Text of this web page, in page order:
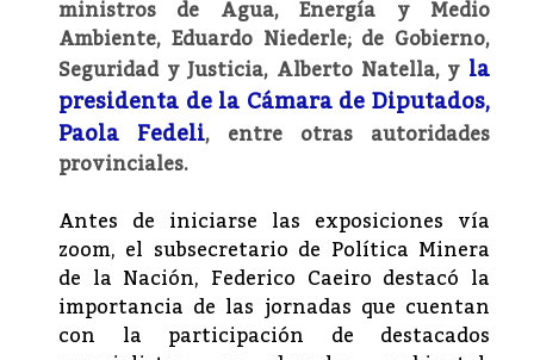
ministros de Agua, Energía y Medio
Ambiente, Eduardo Niederle; de Gobierno,
Seguridad y Justicia, Alberto Natella, y la
presidenta de la Cámara de Diputados,
Paola Fedeli, entre otras autoridades
provinciales.
Antes de iniciarse las exposiciones vía
zoom, el subsecretario de Política Minera
de la Nación, Federico Caeiro destacó la
importancia de las jornadas que cuentan
con la participación de destacados